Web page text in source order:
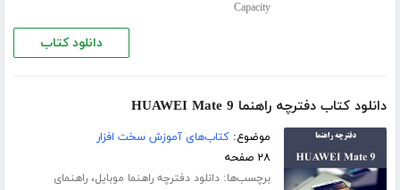
Capacity
دانلود کتاب
دانلود کتاب دفترچه راهنما HUAWEI Mate 9
موضوع:کتاب‌های آموزش سخت افزار
۲۸ صفحه
برچسب‌ها:دانلود دفترچه راهنما موبایل،راهنمای